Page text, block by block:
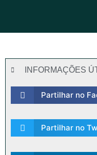
INFORMAÇÕES
Partilhar no
Partilhar no